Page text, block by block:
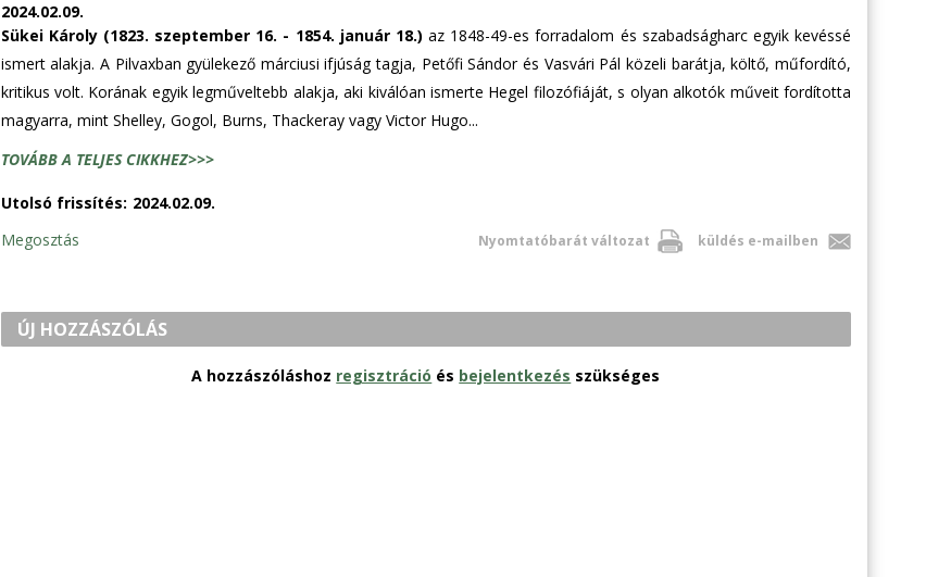
2024.02.09.
Sükei Károly (1823. szeptember 16. - 1854. január 18.) az 1848-49-es forradalom és szabadságharc egyik kevéssé
ismert alakja. A Pilvaxban gyülekező márciusi ifjúság tagja, Petőfi Sándor és Vasvári Pál közeli barátja, költő, műfordító,
kritikus volt. Korának egyik legműveltebb alakja, aki kiválóan ismerte Hegel filozófiáját, s olyan alkotók műveit fordította
magyarra, mint Shelley, Gogol, Burns, Thackeray vagy Victor Hugo...
TOVÁBB A TELJES CIKKHEZ>>>
Utolsó frissítés: 2024.02.09.
Nyomtatóbarát változat küldés e-mailben
Megosztás
ÚJ HOZZÁSZÓLÁS
A hozzászóláshoz regisztráció és bejelentkezés szükséges